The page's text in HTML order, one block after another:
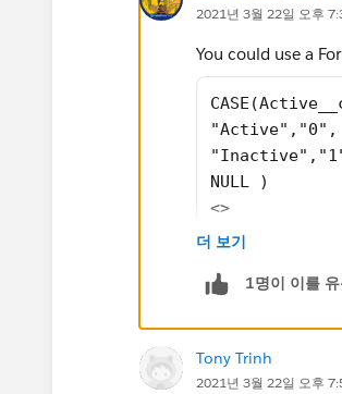
2021년 3월 22일 오후
You could use a
"Active","0",
NULL )
<>
더 보기
1명이 이를
Tony Trinh
2021년 3월 22일 오후